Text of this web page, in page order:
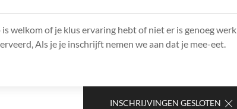
welkom of je klus ervaring hebt of niet er is genoeg werk
Als je je inschrijft nemen we aan dat je mee-eet.
INSCHRIJVINGEN GESLOTEN